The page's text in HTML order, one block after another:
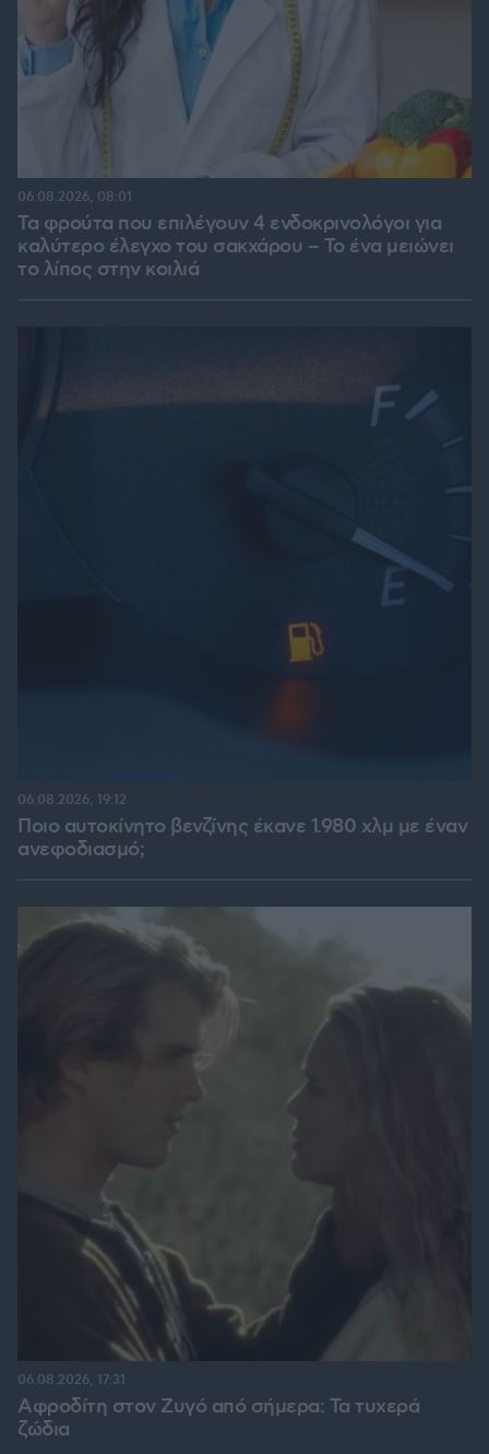
Τα φρούτα που επιλέγουν 4 ενδοκρινολόγοι για
καλύτερο έλεγχο του σακχάρου – Το ένα μειώνει
το λίπος στην κοιλιά
06.08.2026, 08:01
Ποιο αυτοκίνητο βενζίνης έκανε 1.980 χλμ με έναν
ανεφοδιασμό;
06.08.2026, 19:12
Αφροδίτη στον Ζυγό από σήμερα: Τα τυχερά
ζώδια
06.08.2026, 17:31